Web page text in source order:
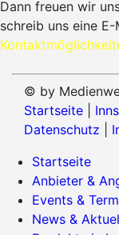
Dann freuen wir
schreib uns eine
© by
Startseite
Datenschutz
Startseite
Anbieter &
Events &
News &